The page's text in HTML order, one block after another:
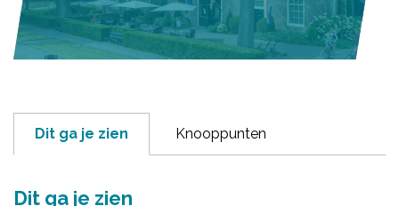
Dit ga je zien Knooppunten
Dit ga je zien